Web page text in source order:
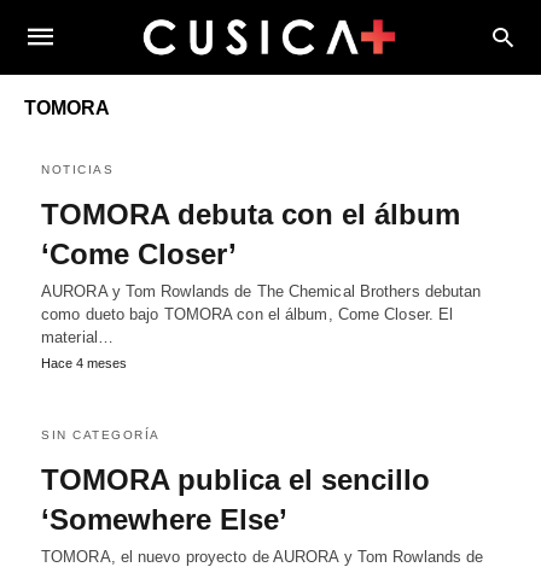
TOMORA
NOTICIAS
TOMORA debuta con el álbum
‘Come Closer’
AURORA y Tom Rowlands de The Chemical Brothers debutan
como dueto bajo TOMORA con el álbum, Come Closer. El
material…
Hace 4 meses
SIN CATEGORÍA
TOMORA publica el sencillo
‘Somewhere Else’
TOMORA, el nuevo proyecto de AURORA y Tom Rowlands de